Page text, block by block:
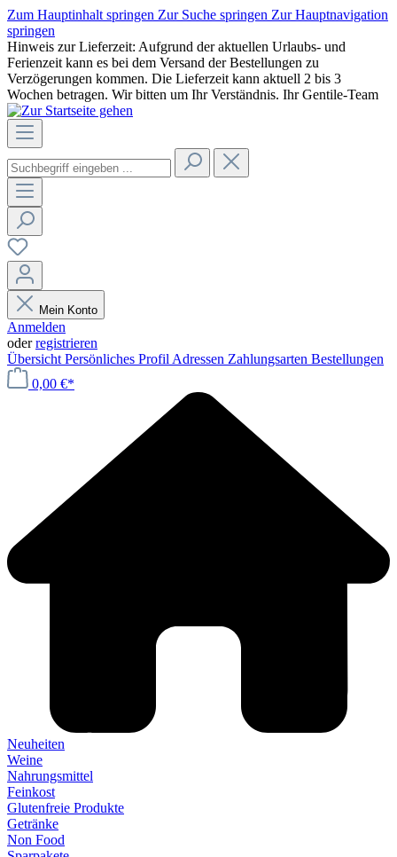
Zum Hauptinhalt springen Zur Suche springen Zur Hauptnavigation
springen
Hinweis zur Lieferzeit: Aufgrund der aktuellen Urlaubs- und
Ferienzeit kann es bei dem Versand der Bestellungen zu
Verzögerungen kommen. Die Lieferzeit kann aktuell 2 bis 3
Wochen betragen. Wir bitten um Ihr Verständnis. Ihr Gentile-Team
Mein Konto
Anmelden
oderregistrieren
Übersicht Persönliches Profil Adressen Zahlungsarten Bestellungen
0,00 €*
Neuheiten
Weine
Nahrungsmittel
Feinkost
Glutenfreie Produkte
Getränke
Non Food